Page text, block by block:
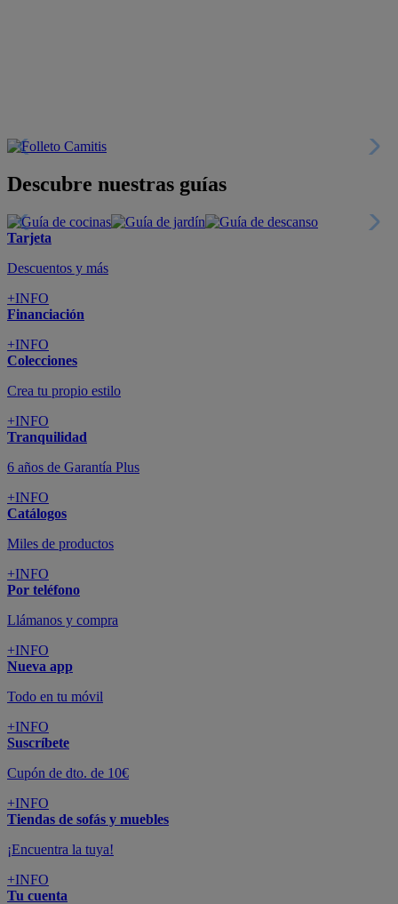
Descubre nuestras guías
Tarjeta
Descuentos y más
+INFO
Financiación
+INFO
Colecciones
Crea tu propio estilo
+INFO
Tranquilidad
6 años de Garantía Plus
+INFO
Catálogos
Miles de productos
+INFO
Por teléfono
Llámanos y compra
+INFO
Nueva app
Todo en tu móvil
+INFO
Suscríbete
Cupón de dto. de 10€
+INFO
Tiendas de sofás y muebles
¡Encuentra la tuya!
+INFO
Tu cuenta